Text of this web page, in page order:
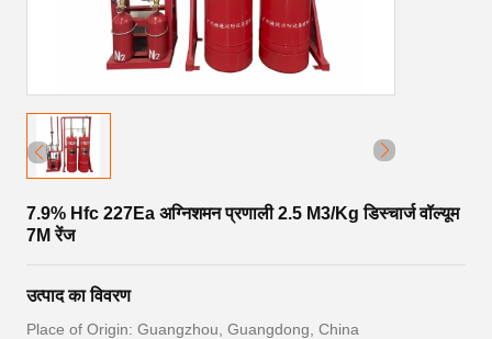
7.9% Hfc 227Ea अग्निशमन प्रणाली 2.5 M3/Kg डिस्चार्ज वॉल्यूम
7M रेंज
उत्पाद का विवरण
Place of Origin: Guangzhou, Guangdong, China